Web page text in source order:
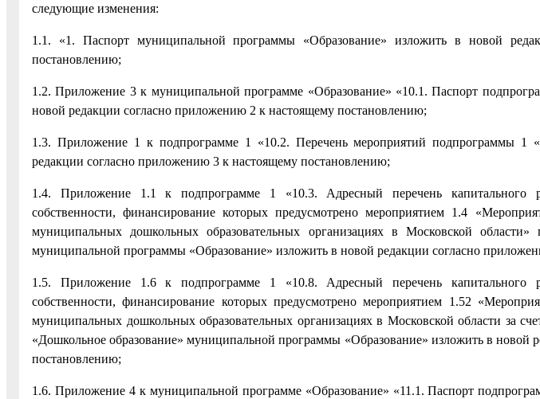
следующие изменения:
1.1. «1. Паспорт муниципальной программы «Образование» изложить в новой
постановлению;
1.2. Приложение 3 к муниципальной программе «Образование» «10.1. Паспорт
новой редакции согласно приложению 2 к настоящему постановлению;
1.3. Приложение 1 к подпрограмме 1 «10.2. Перечень мероприятий подпрограммы 1
редакции согласно приложению 3 к настоящему постановлению;
1.4. Приложение 1.1 к подпрограмме 1 «10.3. Адресный перечень капитального
собственности, финансирование которых предусмотрено мероприятием 1.4
муниципальных дошкольных образовательных организациях в Московской
муниципальной программы «Образование» изложить в новой редакции согласно
1.5. Приложение 1.6 к подпрограмме 1 «10.8. Адресный перечень капитального
собственности, финансирование которых предусмотрено мероприятием 1.52
муниципальных дошкольных образовательных организациях в Московской области за
«Дошкольное образование» муниципальной программы «Образование» изложить в новой
постановлению;
1.6. Приложение 4 к муниципальной программе «Образование» «11.1. Паспорт